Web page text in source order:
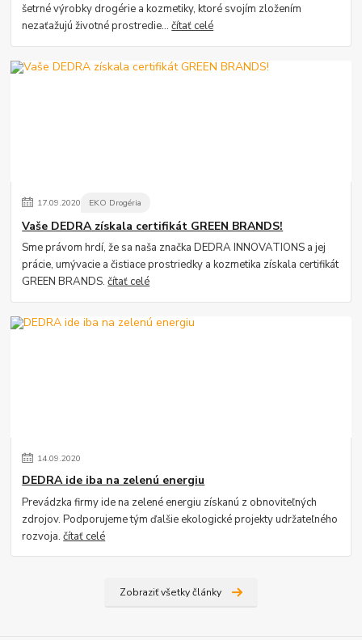
šetrné výrobky drogérie a kozmetiky, ktoré svojím zložením
nezaťažujú životné prostredie...čítať celé
17.09.2020 EKO Drogéria
Vaše DEDRA získala certifikát GREEN BRANDS!
Sme právom hrdí, že sa naša značka DEDRA INNOVATIONS a jej
prácie, umývacie a čistiace prostriedky a kozmetika získala certifikát
GREEN BRANDS.čítať celé
14.09.2020
DEDRA ide iba na zelenú energiu
Prevádzka firmy ide na zelené energiu získanú z obnoviteľných
zdrojov. Podporujeme tým ďalšie ekologické projekty udržateľného
rozvoja.čítať celé
Zobraziť všetky články